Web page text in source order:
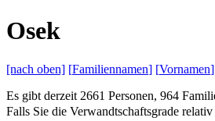
Osek
[nach oben] [Familiennamen] [Vornamen]
Es gibt derzeit 2661 Personen, 964
Falls Sie die Verwandtschaftsgrade